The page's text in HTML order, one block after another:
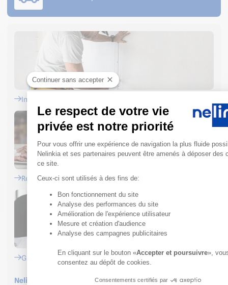
Installateurs
Restaurateurs
Grands Groupes
Nelinkia
Aide & Services
Continuer sans accepter
Le respect de votre vie
privée est notre priorité
Plateforme de Gestion du
Pour vous offrir une expérience de navigation la plus fluide
Nelinkia et ses partenaires peuvent être amenés à déposer des
ce site.
Ceux-ci sont utilisés à des fins de:
Bon fonctionnement du site
Analyse des performances du site
Amélioration de l'expérience utilisateur
Mesure et création d'audience
Analyse des campagnes publicitaires
En cliquant sur le bouton «Accepter et poursuivre»,
consentez au dépôt de cookies.
Consentements certifiés par
Axeptio consent